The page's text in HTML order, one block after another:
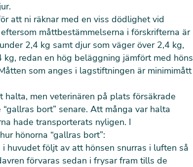
att ni räknar med en viss dödlighet vid
måttbestämmelserna i förskrifterna är
2,4 kg samt djur som väger över 2,4 kg,
kg, redan en hög beläggning jämfört med höns
som anges i lagstiftningen är minimimått
halta, men veterinären på plats försäkrade
bort” senare. Att många var halta
hade transporterats nyligen. I
hönorna “gallras bort”:
huvudet följt av att hönsen snurras i luften så
förvaras sedan i frysar fram tills de